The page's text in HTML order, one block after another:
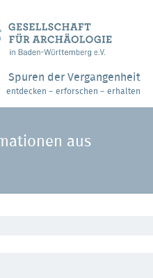
Spuren der Vergangenheit
entdecken – erforschen – erhalten
aus